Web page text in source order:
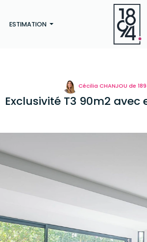
ESTIMATION
Cécilia CHANJOU de
Exclusivité T3 90m2